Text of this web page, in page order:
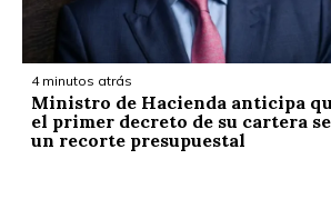
4 minutos atrás
Ministro de Hacienda anticipa
el primer decreto de su cartera
un recorte presupuestal